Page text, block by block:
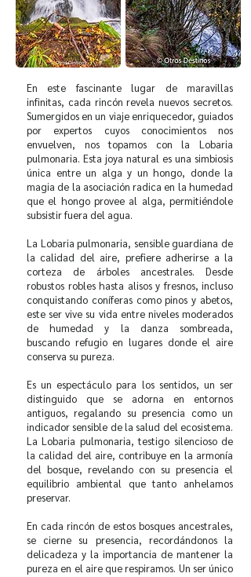
En este fascinante lugar de maravillas
infinitas, cada rincón revela nuevos secretos.
Sumergidos en un viaje enriquecedor, guiados
por expertos cuyos conocimientos nos
envuelven, nos topamos con la Lobaria
pulmonaria. Esta joya natural es una simbiosis
única entre un alga y un hongo, donde la
magia de la asociación radica en la humedad
que el hongo provee al alga, permitiéndole
subsistir fuera del agua.
La Lobaria pulmonaria, sensible guardiana de
la calidad del aire, prefiere adherirse a la
corteza de árboles ancestrales. Desde
robustos robles hasta alisos y fresnos, incluso
conquistando coníferas como pinos y abetos,
este ser vive su vida entre niveles moderados
de humedad y la danza sombreada,
buscando refugio en lugares donde el aire
conserva su pureza.
Es un espectáculo para los sentidos, un ser
distinguido que se adorna en entornos
antiguos, regalando su presencia como un
indicador sensible de la salud del ecosistema.
La Lobaria pulmonaria, testigo silencioso de
la calidad del aire, contribuye en la armonía
del bosque, revelando con su presencia el
equilibrio ambiental que tanto anhelamos
preservar.
En cada rincón de estos bosques ancestrales,
se cierne su presencia, recordándonos la
delicadeza y la importancia de mantener la
pureza en el aire que respiramos. Un ser único